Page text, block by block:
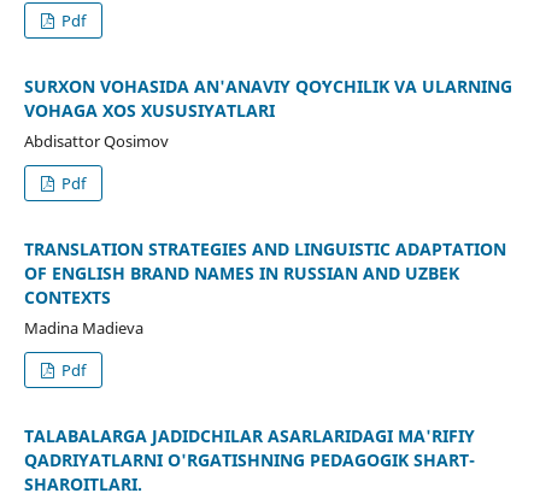
Pdf
SURXON VOHASIDA AN'ANAVIY QOʻYCHILIK VA ULARNING
VOHAGA XOS XUSUSIYATLARI
Abdisattor Qosimov
Pdf
TRANSLATION STRATEGIES AND LINGUISTIC ADAPTATION
OF ENGLISH BRAND NAMES IN RUSSIAN AND UZBEK
CONTEXTS
Madina Madieva
Pdf
TALABALARGA JADIDCHILAR ASARLARIDAGI MA'RIFIY
QADRIYATLARNI O'RGATISHNING PEDAGOGIK SHART-
SHAROITLARI.